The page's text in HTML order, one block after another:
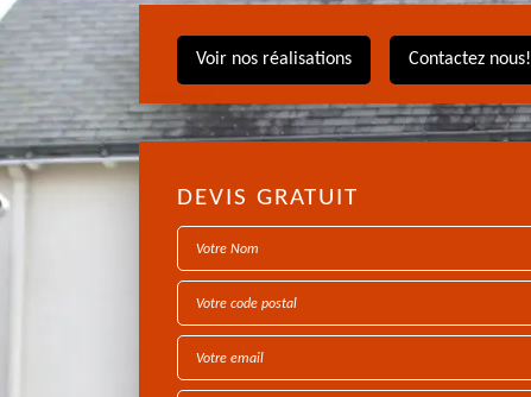
Voir nos réalisations Contactez nous!
DEVIS GRATUIT